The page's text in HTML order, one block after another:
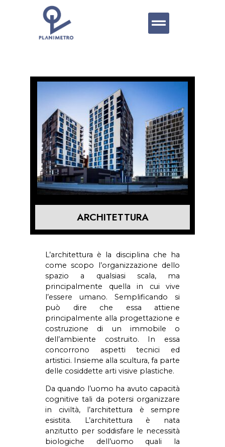
ARCHITETTURA
L’architettura è la disciplina che ha
come scopo l’organizzazione dello
spazio a qualsiasi scala, ma
principalmente quella in cui vive
l’essere umano. Semplificando si
può dire che essa attiene
principalmente alla progettazione e
costruzione di un immobile o
dell’ambiente costruito. In essa
concorrono aspetti tecnici ed
artistici. Insieme alla scultura, fa parte
delle cosiddette arti visive plastiche.
Da quando l’uomo ha avuto capacità
cognitive tali da potersi organizzare
in civiltà, l’architettura è sempre
esistita. L’architettura è nata
anzitutto per soddisfare le necessità
biologiche dell’uomo quali la